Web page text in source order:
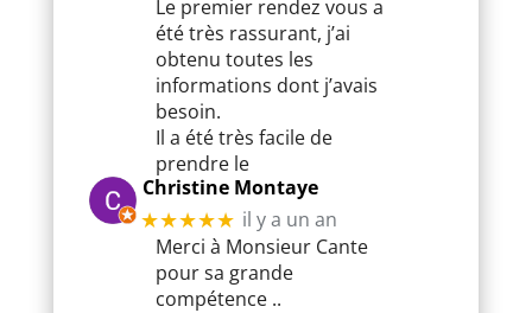
Le premier rendez vous a
été très rassurant, j’ai
obtenu toutes les
informations dont j’avais
besoin.
Il a été très facile de
prendre le
Christine Montaye
★★★★★ il y a un an
Merci à Monsieur Cante
pour sa grande
compétence ..